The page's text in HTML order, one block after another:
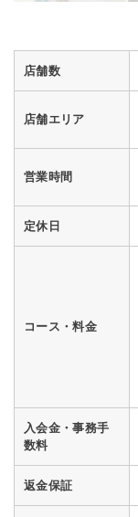
店舗数
店舗エリア
営業時間
定休日
コース・料金
入会金・事務手
数料
返金保証